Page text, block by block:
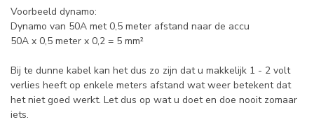
Voorbeeld dynamo:
Dynamo van 50A met 0,5 meter afstand naar de accu
50A x 0,5 meter x 0,2 = 5 mm²
Bij te dunne kabel kan het dus zo zijn dat u makkelijk 1 - 2 volt
verlies heeft op enkele meters afstand wat weer betekent dat
het niet goed werkt. Let dus op wat u doet en doe nooit zomaar
iets.